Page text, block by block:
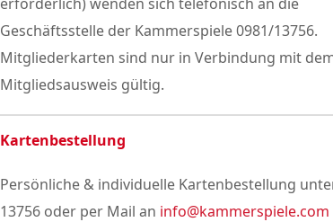
Geschäftsstelle der Kammerspiele 0981/13756.
Mitgliederkarten sind nur in Verbindung mit
Mitgliedsausweis gültig.
Kartenbestellung
Persönliche & individuelle Kartenbestellung
13756 oder per Mail an info@kammerspiele.com